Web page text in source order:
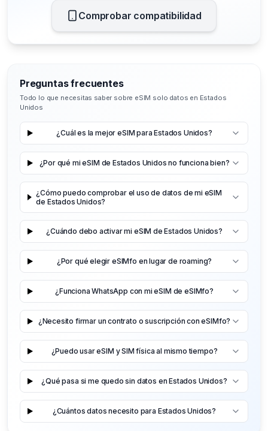
Comprobar compatibilidad
Preguntas frecuentes
Todo lo que necesitas saber sobre eSIM solo datos en Estados
Unidos
¿Cuál es la mejor eSIM para Estados Unidos?
¿Por qué mi eSIM de Estados Unidos no funciona bien?
¿Cómo puedo comprobar el uso de datos de mi eSIM
de Estados Unidos?
¿Cuándo debo activar mi eSIM de Estados Unidos?
¿Por qué elegir eSIMfo en lugar de roaming?
¿Funciona WhatsApp con mi eSIM de eSIMfo?
¿Necesito firmar un contrato o suscripción con eSIMfo?
¿Puedo usar eSIM y SIM física al mismo tiempo?
¿Qué pasa si me quedo sin datos en Estados Unidos?
¿Cuántos datos necesito para Estados Unidos?